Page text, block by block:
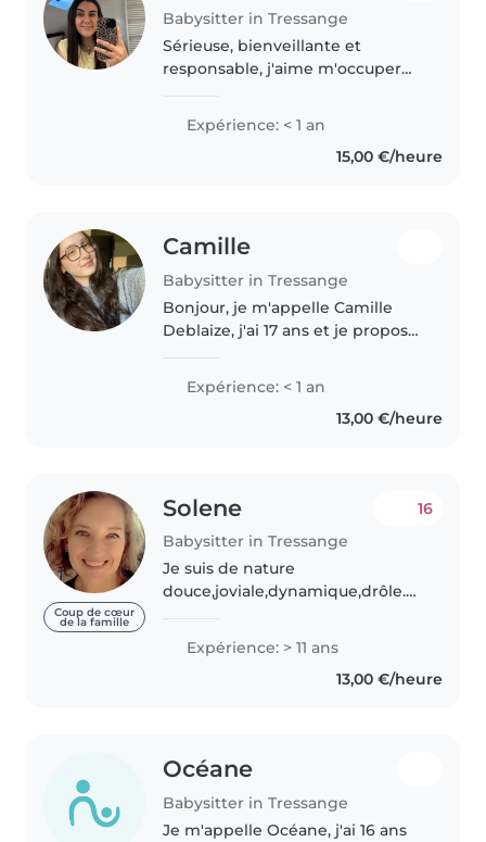
Babysitter in Tressange
Sérieuse, bienveillante et
responsable, j'aime m'occuper
être dans un environnement sûr
et rassurant. Patiente et à
Expérience: < 1 an
15,00 €/heure
Camille
Babysitter in Tressange
Bonjour, je m'appelle Camille
Deblaize, j'ai 17 ans et je propose
seule, notamment mes petits
Expérience: < 1 an
13,00 €/heure
Coup de cœur
de la famille
Solene
Babysitter in Tressange
16
Je suis de nature
douce,joviale,dynamique,drôle.J'ai
de la petite enfance de plus de
15 ans. J'aime
chanter,danser,dessiner,lire des
Expérience: > 11 ans
13,00 €/heure
Océane
Babysitter in Tressange
Je m'appelle Océane, j'ai 16 ans